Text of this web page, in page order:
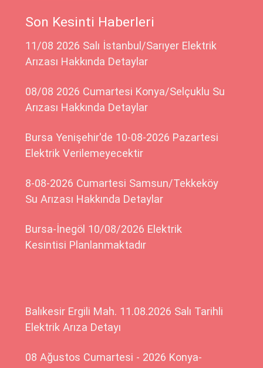
Son Kesinti Haberleri
11/08 2026 Salı İstanbul/Sarıyer Elektrik
Arızası Hakkında Detaylar
08/08 2026 Cumartesi Konya/Selçuklu Su
Arızası Hakkında Detaylar
Bursa Yenişehir'de 10-08-2026 Pazartesi
Elektrik Verilemeyecektir
8-08-2026 Cumartesi Samsun/Tekkeköy
Su Arızası Hakkında Detaylar
Bursa-İnegöl 10/08/2026 Elektrik
Kesintisi Planlanmaktadır
Balıkesir Ergili Mah. 11.08.2026 Salı Tarihli
Elektrik Arıza Detayı
08 Ağustos Cumartesi - 2026 Konya-